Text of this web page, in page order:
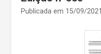
Publicada em 15/09/2021